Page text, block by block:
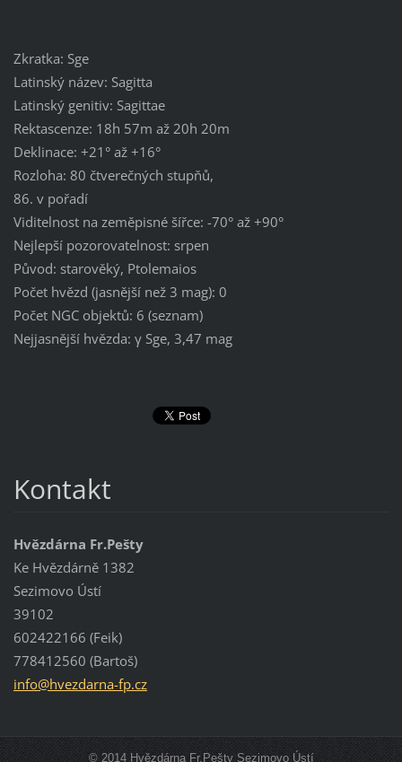
Zkratka: Sge
Latinský název: Sagitta
Latinský genitiv: Sagittae
Rektascenze: 18h 57m až 20h 20m
Deklinace: +21° až +16°
Rozloha: 80 čtverečných stupňů,
86. v pořadí
Viditelnost na zeměpisné šířce: -70° až +90°
Nejlepší pozorovatelnost: srpen
Původ: starověký, Ptolemaios
Počet hvězd (jasnější než 3 mag): 0
Počet NGC objektů: 6 (seznam)
Nejjasnější hvězda: γ Sge, 3,47 mag
Kontakt
Hvězdárna Fr.Pešty
Ke Hvězdárně 1382
Sezimovo Ústí
39102
602422166 (Feik)
778412560 (Bartoš)
info@hvezdarna-fp.cz
© 2014 Hvězdárna Fr.Pešty Sezimovo Ústí